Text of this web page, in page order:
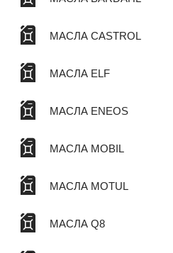
МАСЛА CASTROL
МАСЛА ELF
МАСЛА ENEOS
МАСЛА MOBIL
МАСЛА MOTUL
МАСЛА Q8